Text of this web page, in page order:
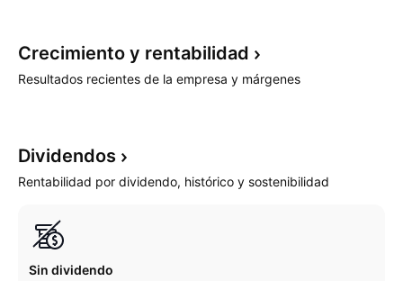
Crecimiento y rentabilidad
Resultados recientes de la empresa y márgenes
Dividendos
Rentabilidad por dividendo, histórico y sostenibilidad
Sin dividendo